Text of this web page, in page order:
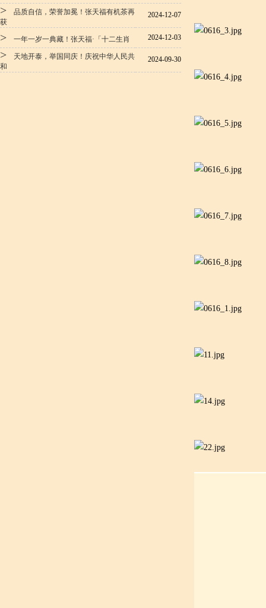
> 品质自信，荣誉加冕！张天福有机茶再
获
2024-12-07
> 一年一岁一典藏！张天福·「十二生肖 2024-12-03
> 天地开泰，举国同庆！庆祝中华人民共
和
2024-09-30